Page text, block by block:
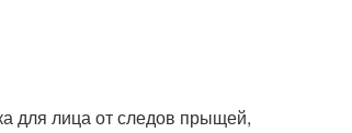
для лица от следов прыщей,